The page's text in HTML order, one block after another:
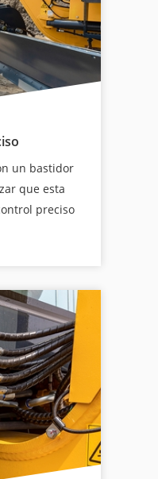
un bastidor
que esta
preciso